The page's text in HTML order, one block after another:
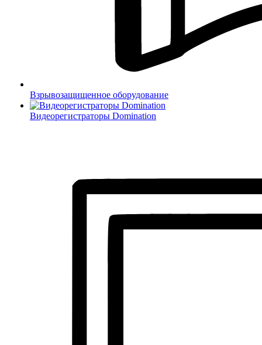
Взрывозащищенное оборудование
Видеорегистраторы Domination